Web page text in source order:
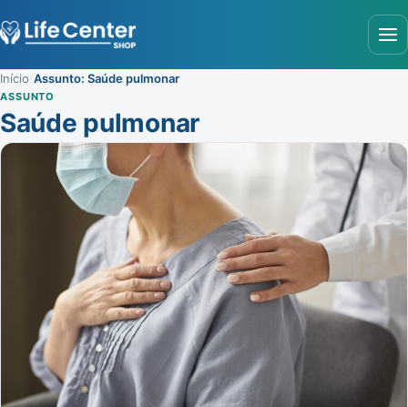
Início Assunto: Saúde pulmonar
ASSUNTO
Saúde pulmonar